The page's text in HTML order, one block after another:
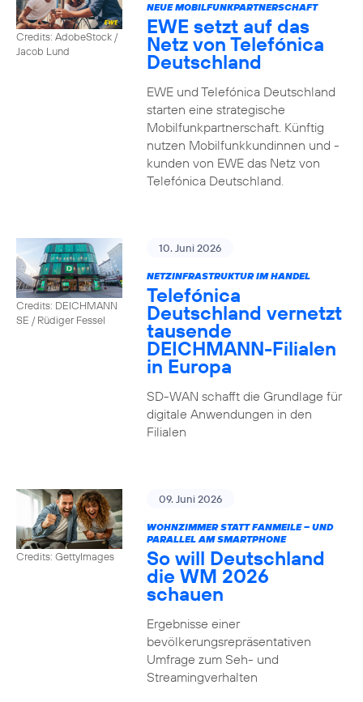
Credits: AdobeStock /
Jacob Lund
NEUE MOBILFUNKPARTNERSCHAFT
EWE setzt auf das
Netz von Telefónica
Deutschland
EWE und Telefónica Deutschland
starten eine strategische
Mobilfunkpartnerschaft. Künftig
nutzen Mobilfunkkundinnen und -
kunden von EWE das Netz von
Telefónica Deutschland.
Credits: DEICHMANN
SE / Rüdiger Fessel
10. Juni 2026
NETZINFRASTRUKTUR IM HANDEL
Telefónica
Deutschland vernetzt
tausende
DEICHMANN-Filialen
in Europa
SD-WAN schafft die Grundlage für
digitale Anwendungen in den
Filialen
Credits: GettyImages
09. Juni 2026
WOHNZIMMER STATT FANMEILE – UND
PARALLEL AM SMARTPHONE
So will Deutschland
die WM 2026
schauen
Ergebnisse einer
bevölkerungsrepräsentativen
Umfrage zum Seh- und
Streamingverhalten